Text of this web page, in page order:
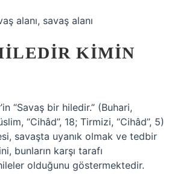
alanı, savaş alanı
KIMIN
“Savaş bir hiledir.” (Buhari,
“Cihâd”, 18; Tirmizi, “Cihâd”, 5)
savaşta uyanık olmak ve tedbir
bunların karşı tarafı
olduğunu göstermektedir.